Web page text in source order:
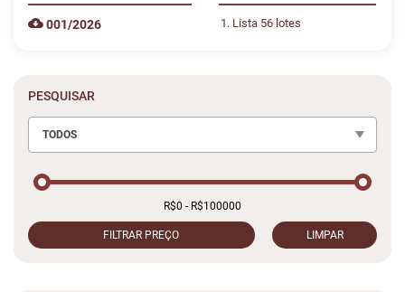
001/2026 Lista 56 lotes
PESQUISAR
TODOS
FILTRAR PREÇO LIMPAR